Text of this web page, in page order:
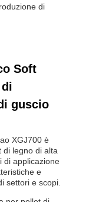
di
Soft
guscio
XGJ700 è
di legno di alta
di applicazione
e
settori e scopi.